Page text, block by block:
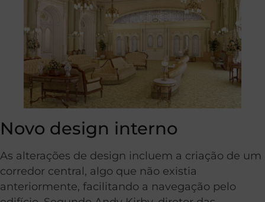
Novo design interno
As alterações de design incluem a criação de um
corredor central, algo que não existia
anteriormente, facilitando a navegação pelo